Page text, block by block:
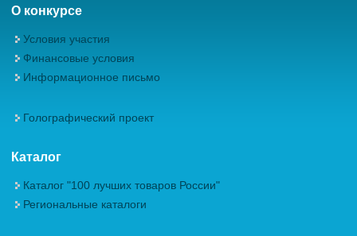
О конкурсе
Условия участия
Финансовые условия
Информационное письмо
Голографический проект
Каталог
Каталог "100 лучших товаров России"
Региональные каталоги